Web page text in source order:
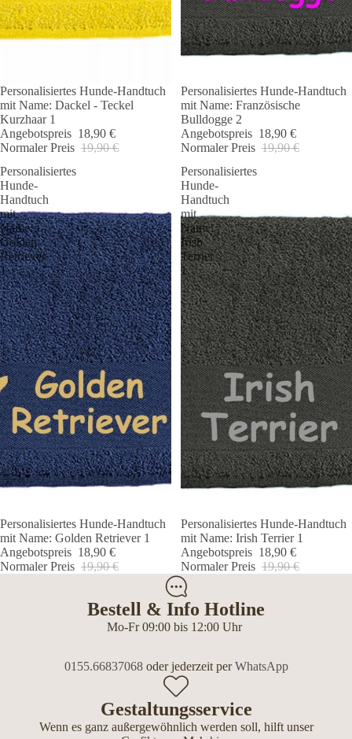
Angebot 🐾
Personalisiertes Hunde-Handtuch
mit Name: Dackel - Teckel
Kurzhaar 1
Angebotspreis 18,90 €
Normaler Preis 19,90 €
Angebot 🐾
Personalisiertes Hunde-Handtuch
mit Name: Französische
Bulldogge 2
Angebotspreis 18,90 €
Normaler Preis 19,90 €
Personalisiertes
Hunde-
Handtuch
mit
Name:
Golden
Retriever
1
Angebot 🐾
Personalisiertes Hunde-Handtuch
mit Name: Golden Retriever 1
Angebotspreis 18,90 €
Normaler Preis 19,90 €
Personalisiertes
Hunde-
Handtuch
mit
Name:
Irish
Terrier
1
Angebot 🐾
Personalisiertes Hunde-Handtuch
mit Name: Irish Terrier 1
Angebotspreis 18,90 €
Normaler Preis 19,90 €
Bestell & Info Hotline
Mo-Fr 09:00 bis 12:00 Uhr
0155.66837068oder jederzeit perWhatsApp
Gestaltungsservice
Wenn es ganz außergewöhnlich werden soll, hilft unser